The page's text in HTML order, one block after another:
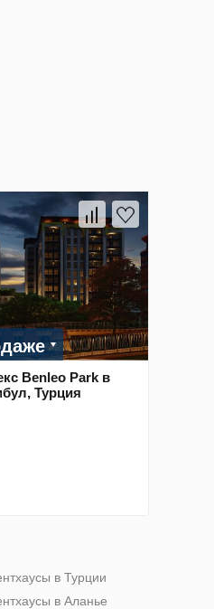
Benleo Park в
Турция
в Турции
в Аланье